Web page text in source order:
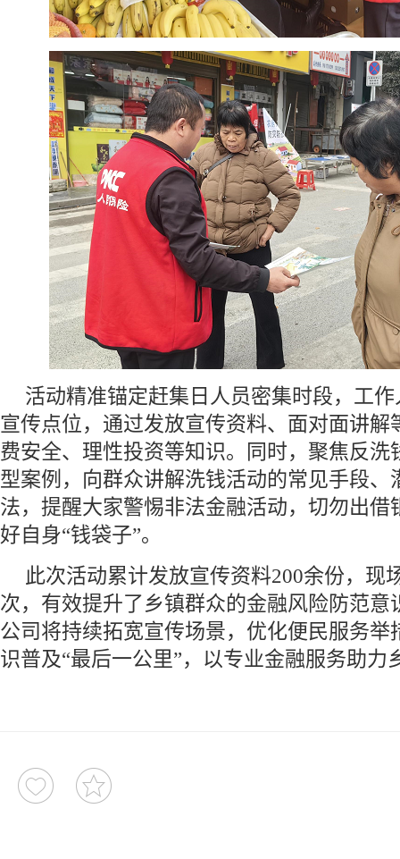
活动精准锚定赶集日人员密集时段，工
宣传点位，通过发放宣传资料、面对面讲解
费安全、理性投资等知识。同时，聚焦反洗
型案例，向群众讲解洗钱活动的常见手段、
法，提醒大家警惕非法金融活动，切勿出借
好自身“钱袋子”。
此次活动累计发放宣传资料200余份，现
次，有效提升了乡镇群众的金融风险防范意
公司将持续拓宽宣传场景，优化便民服务举
识普及“最后一公里”，以专业金融服务助力